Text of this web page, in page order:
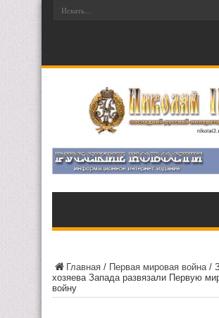
Главная / Первая мировая война/
хозяева Запада развязали Первую
войну